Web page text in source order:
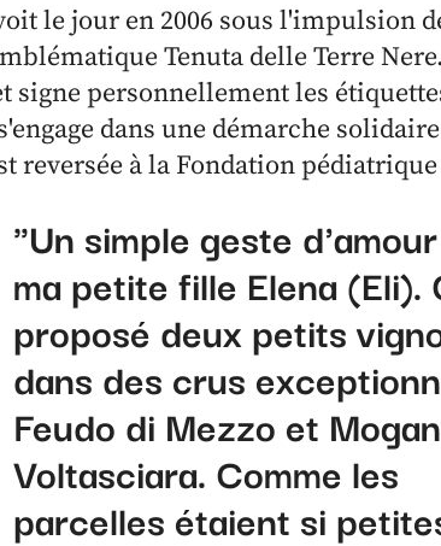
le jour en 2006 sous l'impulsion
Tenuta delle Terre
signe personnellement les
dans une démarche
reversée à la Fondation
"Un simple geste
ma petite fille Elena (Eli).
proposé deux petits
dans des crus
Feudo di Mezzo et
Voltasciara. Comme les
parcelles étaient si